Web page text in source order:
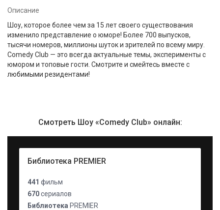
Описание
Шоу, которое более чем за 15 лет своего существования
изменило представление о юморе! Более 700 выпусков,
тысячи номеров, миллионы шуток и зрителей по всему миру.
Comedy Club — это всегда актуальные темы, эксперименты с
юмором и топовые гости. Смотрите и смейтесь вместе с
любимыми резидентами!
Смотреть Шоу «Comedy Club» онлайн:
Библиотека PREMIER
441 фильм
670сериалов
Библиотека PREMIER